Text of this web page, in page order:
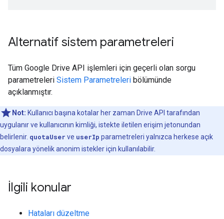
Alternatif sistem parametreleri
Tüm Google Drive API işlemleri için geçerli olan sorgu
parametreleri Sistem Parametreleri bölümünde
açıklanmıştır.
Not: Kullanıcı başına kotalar her zaman Drive API tarafından
uygulanır ve kullanıcının kimliği, istekte iletilen erişim jetonundan
belirlenir. quotaUser ve userIp parametreleri yalnızca herkese açık
dosyalara yönelik anonim istekler için kullanılabilir.
İlgili konular
Hataları düzeltme